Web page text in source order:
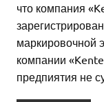
что компания
маркировочной
компании
предпиятия не